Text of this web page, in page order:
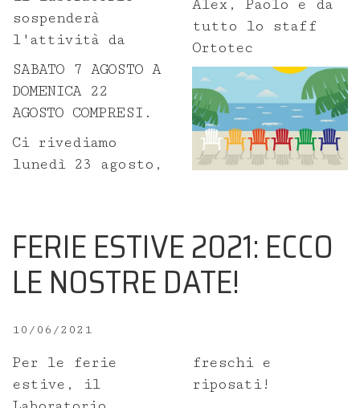
Formazione
Corsi
Contributi scientifici
Nuove tecnologie
Lavorazioni
Prescrizione
Area download
sospenderà
l'attività da
SABATO 7 AGOSTO A
DOMENICA 22
AGOSTO COMPRESI.
Ci rivediamo
lunedì 23 agosto,
Alex, Paolo e da
tutto lo staff
Ortotec
FERIE ESTIVE 2021: ECCO
LE NOSTRE DATE!
10/06/2021
Per le ferie
estive, il
freschi e
riposati!